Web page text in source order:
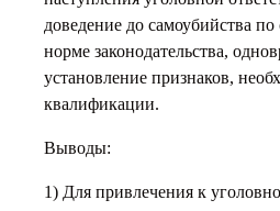
доведение до самоубийства
норме законодательства,
установление признаков,
квалификации.
Выводы:
1) Для привлечения к